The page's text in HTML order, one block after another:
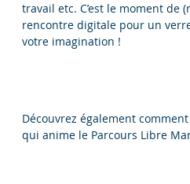
travail etc. C’est le moment de
rencontre digitale pour un
votre imagination !
Découvrez également comment
qui anime le Parcours Libre